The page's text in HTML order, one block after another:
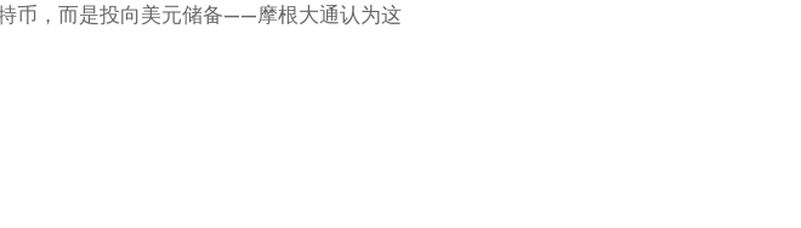
币，而是投向美元储备——摩根大通认为这